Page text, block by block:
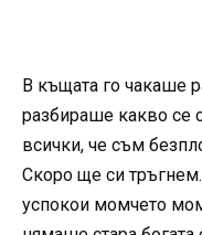
В къщата го чакаше
разбираше какво се
всички, че съм
Скоро ще си
успокои момчето